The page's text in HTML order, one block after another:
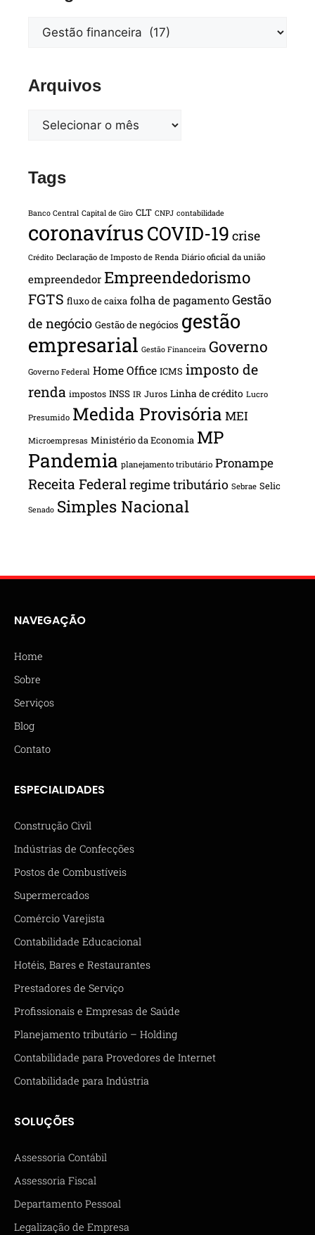
Arquivos
Tags
Banco Central Capital de Giro CLT CNPJ contabilidade
coronavírusCOVID-19 crise
Crédito Declaração de Imposto de Renda Diário oficial da união
empreendedor Empreendedorismo
FGTS fluxo de caixa folha de pagamento Gestão
de negócio Gestão de negócios gestão
empresarial Gestão Financeira Governo
Governo Federal Home Office ICMS imposto de
renda impostos INSS IR Juros Linha de crédito Lucro
Presumido Medida Provisória MEI
Microempresas Ministério da Economia MP
Pandemia planejamento tributário Pronampe
Receita Federalregime tributário Sebrae Selic
Senado Simples Nacional
NAVEGAÇÃO
Home
Sobre
Serviços
Blog
Contato
ESPECIALIDADES
Construção Civil
Indústrias de Confecções
Postos de Combustíveis
Supermercados
Comércio Varejista
Contabilidade Educacional
Hotéis, Bares e Restaurantes
Prestadores de Serviço
Profissionais e Empresas de Saúde
Planejamento tributário – Holding
Contabilidade para Provedores de Internet
Contabilidade para Indústria
SOLUÇÕES
Assessoria Contábil
Assessoria Fiscal
Departamento Pessoal
Legalização de Empresa